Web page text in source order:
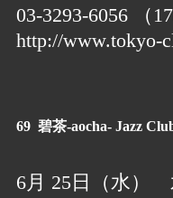
03-3293-6056 （
http://www.tokyo-
69 碧茶-aocha- Jazz
6月 25日（水）